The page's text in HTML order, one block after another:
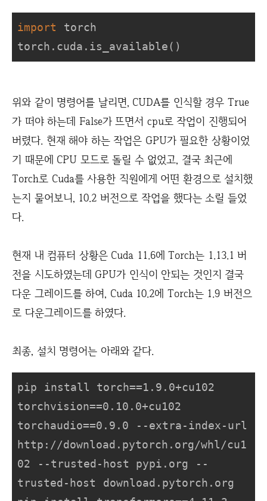
import torch
torch.cuda.is_available()
위와 같이 명령어를 날리면, CUDA를 인식할 경우 True
가 떠야 하는데 False가 뜨면서 cpu로 작업이 진행되어
버렸다. 현재 해야 하는 작업은 GPU가 필요한 상황이었
기 때문에 CPU 모드로 돌릴 수 없었고, 결국 최근에
Torch로 Cuda를 사용한 직원에게 어떤 환경으로 설치했
는지 물어보니, 10.2 버전으로 작업을 했다는 소릴 들었
다.
현재 내 컴퓨터 상황은 Cuda 11.6에 Torch는 1.13.1 버
전을 시도하였는데 GPU가 인식이 안되는 것인지 결국
다운 그레이드를 하여, Cuda 10.2에 Torch는 1.9 버전으
로 다운그레이드를 하였다.
최종, 설치 명령어는 아래와 같다.
pip install torch==1.9.0+cu102
torchvision==0.10.0+cu102
torchaudio==0.9.0 --extra-index-url
http://download.pytorch.org/whl/cu1
02 --trusted-host pypi.org --
trusted-host download.pytorch.org